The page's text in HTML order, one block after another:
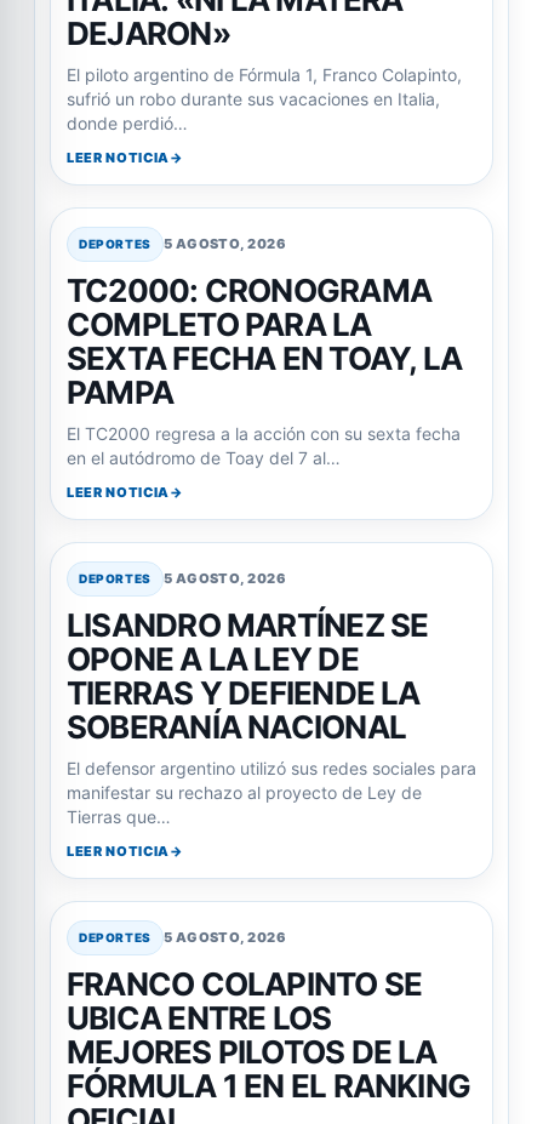
DEJARON»
El piloto argentino de Fórmula 1, Franco Colapinto,
sufrió un robo durante sus vacaciones en Italia,
donde perdió…
LEER NOTICIA
DEPORTES 5 AGOSTO, 2026
TC2000: CRONOGRAMA
COMPLETO PARA LA
SEXTA FECHA EN TOAY, LA
PAMPA
El TC2000 regresa a la acción con su sexta fecha
en el autódromo de Toay del 7 al…
LEER NOTICIA
DEPORTES 5 AGOSTO, 2026
LISANDRO MARTÍNEZ SE
OPONE A LA LEY DE
TIERRAS Y DEFIENDE LA
SOBERANÍA NACIONAL
El defensor argentino utilizó sus redes sociales para
manifestar su rechazo al proyecto de Ley de
Tierras que…
LEER NOTICIA
DEPORTES 5 AGOSTO, 2026
FRANCO COLAPINTO SE
UBICA ENTRE LOS
MEJORES PILOTOS DE LA
FÓRMULA 1 EN EL RANKING